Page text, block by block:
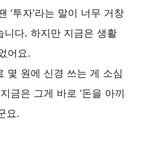
‘투자’라는 말이 너무 거창
니다. 하지만 지금은 생활
어요.
몇 원에 신경 쓰는 게 소심
금은 그게 바로 ‘돈을 아끼
요.